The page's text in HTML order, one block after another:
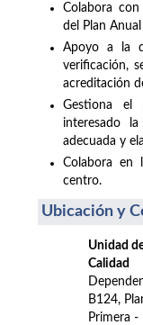
Colabora
del Plan
Apoyo a la
verificación,
acreditación
Gestiona el
interesado
adecuada y
Colabora en
centro.
Ubicación y
Unidad
Calidad
B124,
Primera -